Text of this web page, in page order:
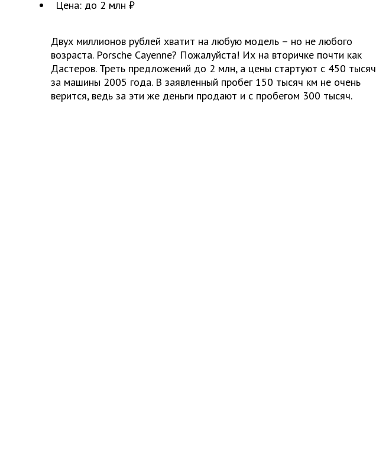
Цена: до 2 млн ₽
Двух миллионов рублей хватит на любую модель – но не любого
возраста. Porsche Cayenne? Пожалуйста! Их на вторичке почти как
Дастеров. Треть предложений до 2 млн, а цены стартуют с 450 тысяч
за машины 2005 года. В заявленный пробег 150 тысяч км не очень
верится, ведь за эти же деньги продают и с пробегом 300 тысяч.